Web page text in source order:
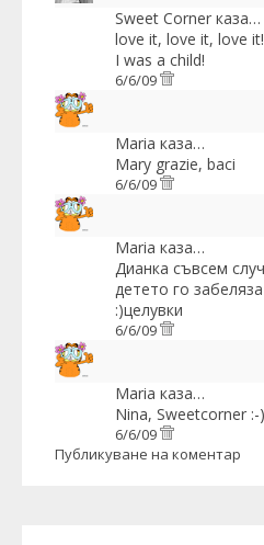
Sweet Corner каза…
love it, love it, love
I was a child!
6/6/09
Maria каза…
Mary grazie, baci
6/6/09
Maria каза…
Дианка съвсем
детето го
:)целувки
6/6/09
Maria каза…
Nina, Sweetcorner
6/6/09
Публикуване на коментар